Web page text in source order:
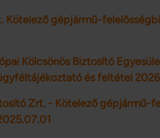
Kötelező gépjármű-
Kölcsönös Biztosító
és feltétel
Zrt. - Kötelező